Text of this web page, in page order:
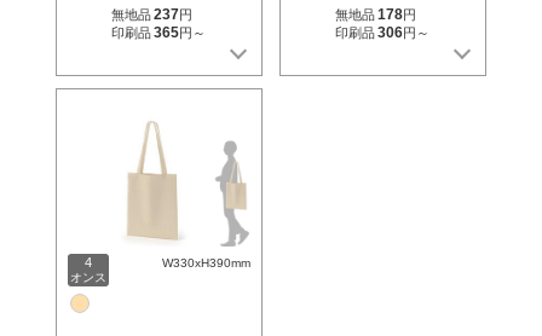
無地品 237円
印刷品 365円～
無地品 178円
印刷品 306円～
4
オンス
W330xH390mm